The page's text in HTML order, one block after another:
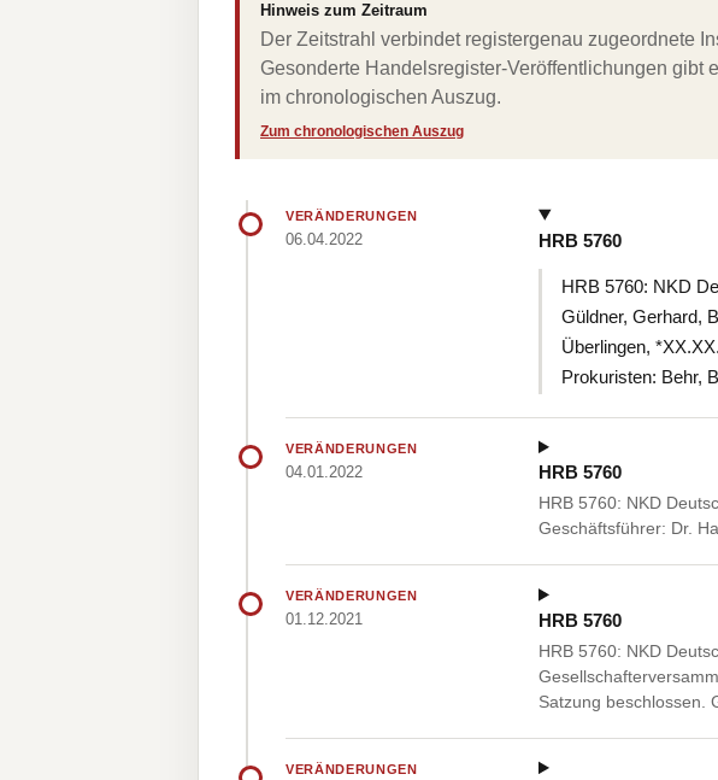
Hinweis zum Zeitraum
Der Zeitstrahl verbindet registergenau zugeordnete
Gesonderte Handelsregister-Veröffentlichungen gibt
im chronologischen Auszug.
Zum chronologischen Auszug
VERÄNDERUNGEN
06.04.2022 HRB 5760
HRB 5760: NKD
Güldner, Gerhard,
Überlingen,
Prokuristen: Behr,
VERÄNDERUNGEN
04.01.2022 HRB 5760
HRB 5760: NKD
Geschäftsführer: Dr.
VERÄNDERUNGEN
01.12.2021 HRB 5760
HRB 5760: NKD
Satzung beschlossen.
VERÄNDERUNGEN